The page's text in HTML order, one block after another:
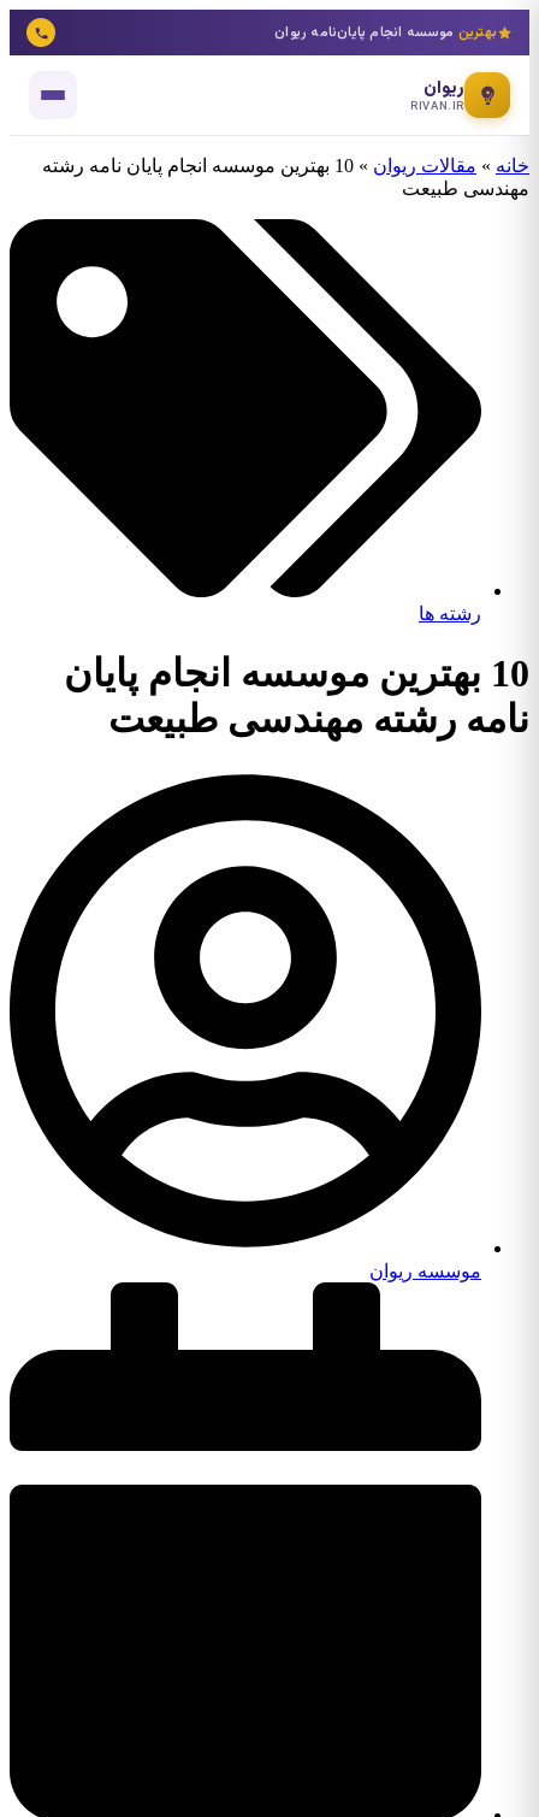
بهترین موسسه انجام پایان‌نامه ریوان
ریوان
RIVAN.IR
خانه » مقالات ریوان »
10 بهترین موسسه انجام پایان نامه رشته
مهندسی طبیعت
رشته ها
10 بهترین موسسه انجام پایان
نامه رشته مهندسی طبیعت
موسسه ریوان